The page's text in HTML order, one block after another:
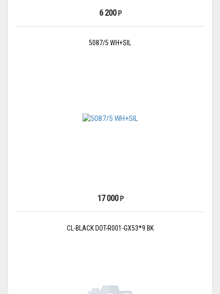
6 200 Р
5087/5 WH+SIL
17 000 Р
CL-BLACK DOT-R001-GX53*9 BK